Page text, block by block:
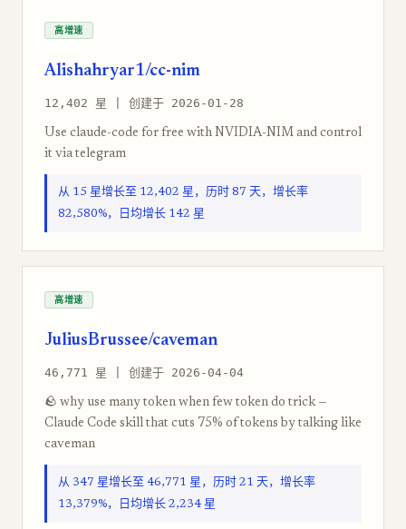
高增速
Alishahryar1/cc-nim
12,402 星 | 创建于 2026-01-28
Use claude-code for free with NVIDIA-NIM and control
it via telegram
从 15 星增长至 12,402 星，历时 87 天，增长率
82,580%，日均增长 142 星
高增速
JuliusBrussee/caveman
46,771 星 | 创建于 2026-04-04
🪨 why use many token when few token do trick —
Claude Code skill that cuts 75% of tokens by talking like
caveman
从 347 星增长至 46,771 星，历时 21 天，增长率
13,379%，日均增长 2,234 星